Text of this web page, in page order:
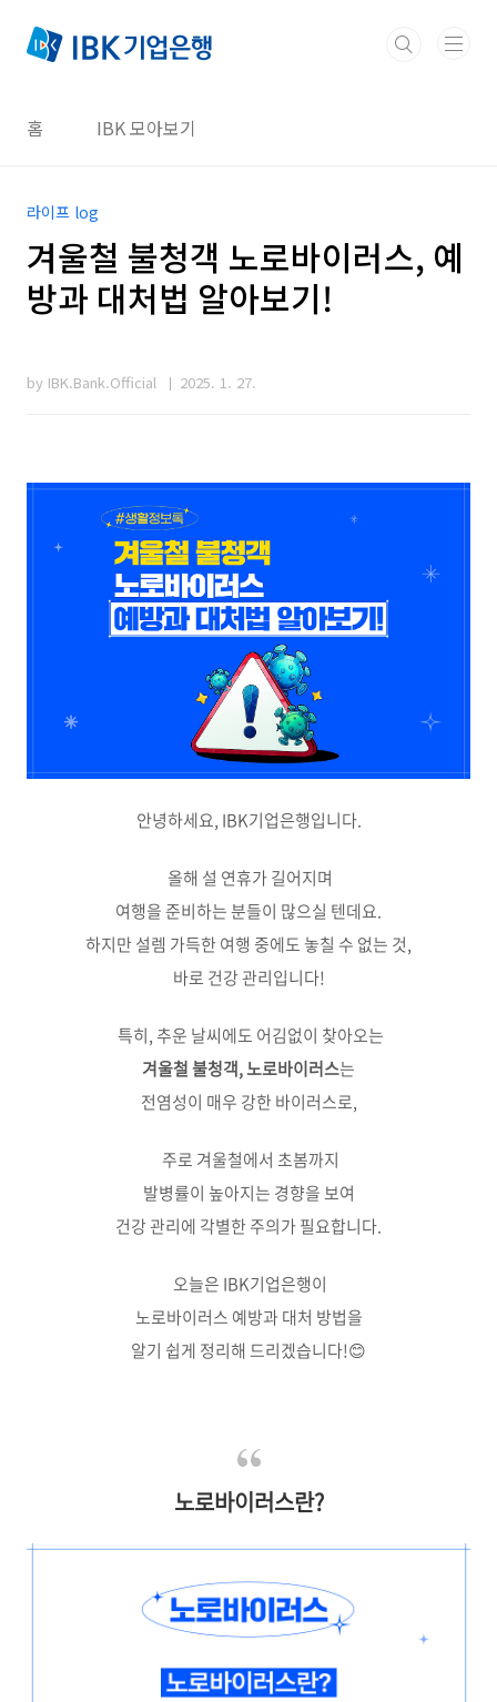
홈 IBK 모아보기
라이프 log
겨울철 불청객 노로바이러스, 예
방과 대처법 알아보기!
by IBK.Bank.Official 2025. 1. 27.
안녕하세요, IBK기업은행입니다.
올해 설 연휴가 길어지며
여행을 준비하는 분들이 많으실 텐데요.
하지만 설렘 가득한 여행 중에도 놓칠 수 없는 것,
바로 건강 관리입니다!
특히, 추운 날씨에도 어김없이 찾아오는
겨울철 불청객,노로바이러스는
전염성이 매우 강한 바이러스로,
주로 겨울철에서 초봄까지
발병률이 높아지는 경향을 보여
건강 관리에 각별한 주의가 필요합니다.
오늘은 IBK기업은행이
노로바이러스 예방과 대처 방법을
알기 쉽게 정리해 드리겠습니다!😊
노로바이러스란?